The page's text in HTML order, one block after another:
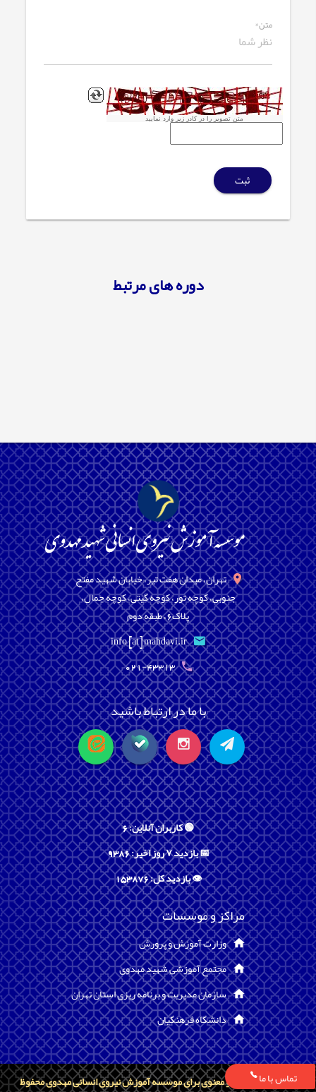
متن*
متن تصویر را در کادر زیر وارد نمایید
ثبت
دوره های مرتبط
تهران، میدان هفت تیر، خیابان شهید مفتح
جنوبی، کوچه تور، کوچه گیتی، کوچه جمال،
پلاک6، طبقه دوم
info [at] mahdavi.ir
021-43313
با ما در ارتباط باشید
🟢 کاربران آنلاین: 6
📅 بازدید ۷ روز اخیر: 9386
👁️ بازدید کل: 153876
مراکز و موسسات
وزارت آموزش و پرورش
مجتمع آموزشی شهید مهدوی
سازمان مدیریت و برنامه ریزی استان تهران
دانشگاه فرهنگیان
تمامی حقوق مادی و معنوی برای موسسه آموزش نیروی انسانی مهدوی محفوظ
تماس با ما